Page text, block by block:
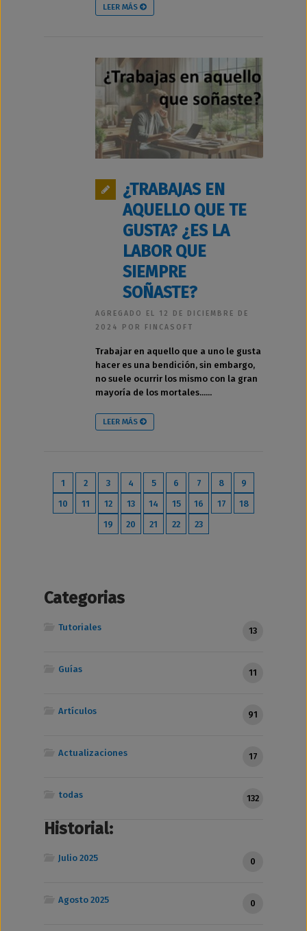
LEER MÁS
¿TRABAJAS EN
AQUELLO QUE TE
GUSTA? ¿ES LA
LABOR QUE
SIEMPRE
SOÑASTE?
AGREGADO EL 12 DE DICIEMBRE DE
2024 POR FINCASOFT
Trabajar en aquello que a uno le gusta
hacer es una bendición, sin embargo,
no suele ocurrir los mismo con la gran
mayoría de los mortales......
LEER MÁS
1 2 3 4 5 6 7 8
9
10
11 12 13 14 15 16 17
18
19
20 21 22 23
Categorias
Tutoriales 13
Guías 11
Artículos 91
Actualizaciones 17
todas 132
Historial:
Julio 2025 0
Agosto 2025 0